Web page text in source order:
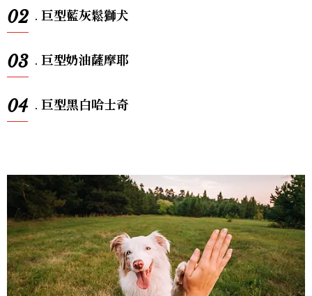
02 . 巨型藍灰鬆獅犬
03 . 巨型奶油薩摩耶
04 . 巨型黑白哈士奇